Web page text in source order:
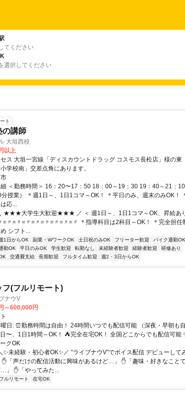
てください
選択してください
ト
の講師
大垣西校
以上
ス 大垣一宮線「ディスカウントドラッグ コスモス長松店」様の東
学校南」交差点角にあります。
＜勤務時間＞ 16：20〜17：50 18：00～19：30 19：40～21：10
分授業） ＊週1日～、1日1コマ～OK！ ＊平日のみ、週末のみOK！
応...
★★★大学生大歓迎★★★ ／ ＜ 週1日～、1日1コマ～OK、昇給あ
=〃=〃=〃=〃=〃=〃=〃=〃 ＊指導科目は2科目～OK！ ＊完全担任
シフト...
1日からOK 副業・WワークOK 土日祝のみOK フリーター歓迎
バイク通勤OK
勤OK 平日のみOK 学生歓迎 転勤なし 未経験者歓迎 経験者歓迎
研修あり
交通費支給 長期歓迎 フルタイム歓迎 週2・3日からOK
フ(フルリモート)
ナウV
～600,000円
日: ⏰勤務時間は自由！ 24時間いつでも配信可能 （深夜・早朝も自
〜、1日1時間～OK！ ⛺完全在宅OK！ 全国どこからでも配信可能
クOK
✨未経験・初心者OK✨／ "ライブナウV"でボイス配信 デビューして
✋「声だけの配信活動に興味があるけど…」 ✋「趣味・好きなこと
」 ✋「やってみた...
フルリモート 在宅OK